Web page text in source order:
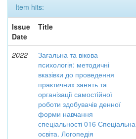
Item hits:
Issue
Date
Title
2022
Загальна та вікова
психологія: методичні
вказівки до проведення
практичних занять та
організації самостійної
роботи здобувачів денної
форми навчання
спеціальності 016 Спеціальна
освіта. Логопедія